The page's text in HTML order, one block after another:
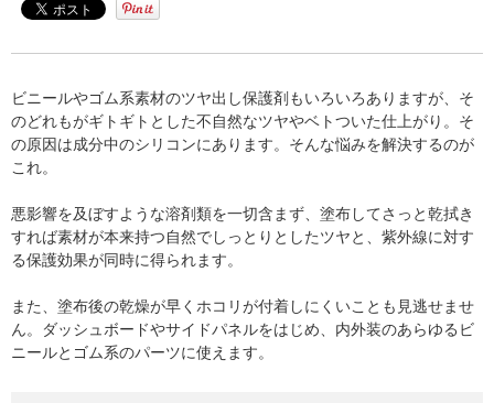
ビニールやゴム系素材のツヤ出し保護剤もいろいろありますが、そ
のどれもがギトギトとした不自然なツヤやベトついた仕上がり。そ
の原因は成分中のシリコンにあります。そんな悩みを解決するのが
これ。
悪影響を及ぼすような溶剤類を一切含まず、塗布してさっと乾拭き
すれば素材が本来持つ自然でしっとりとしたツヤと、紫外線に対す
る保護効果が同時に得られます。
また、塗布後の乾燥が早くホコリが付着しにくいことも見逃せませ
ん。ダッシュボードやサイドパネルをはじめ、内外装のあらゆるビ
ニールとゴム系のパーツに使えます。